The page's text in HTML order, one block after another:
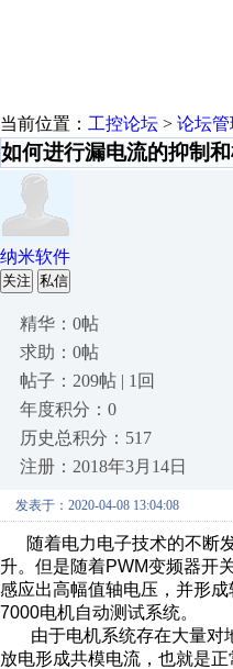
当前位置： 工控论坛 > 论坛管
如何进行漏电流的抑制和
纳米软件
关注 私信
精华：0帖
求助：0帖
帖子：209帖 | 1回
年度积分：0
历史总积分：517
注册：2018年3月14日
发表于：2020-04-08 13:04:08
随着电力电子技术的不断发
升。但是随着PWM变频器开
感应出高幅值轴电压，并形
7000电机自动测试系统。
由于电机系统存在大量对
放电形成共模电流，也就是